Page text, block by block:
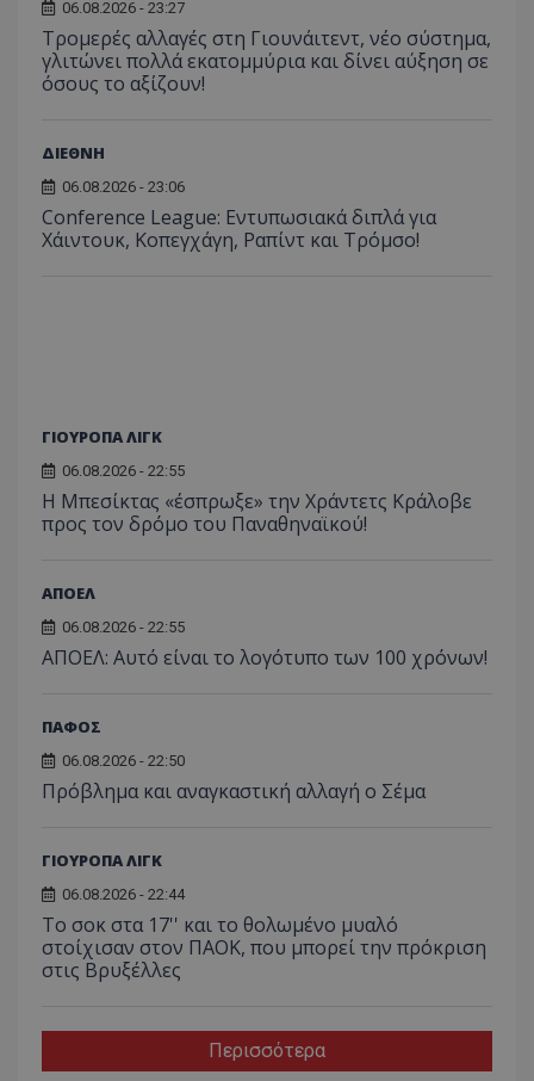
06.08.2026 - 23:27
Τρομερές αλλαγές στη Γιουνάιτεντ, νέο σύστημα,
γλιτώνει πολλά εκατομμύρια και δίνει αύξηση σε
όσους το αξίζουν!
ΔΙΕΘΝΗ
06.08.2026 - 23:06
Conference League: Εντυπωσιακά διπλά για
Χάιντουκ, Κοπεγχάγη, Ραπίντ και Τρόμσο!
ΓΙΟΥΡΟΠΑ ΛΙΓΚ
06.08.2026 - 22:55
Η Μπεσίκτας «έσπρωξε» την Χράντετς Κράλοβε
προς τον δρόμο του Παναθηναϊκού!
ΑΠΟΕΛ
06.08.2026 - 22:55
ΑΠΟΕΛ: Αυτό είναι το λογότυπο των 100 χρόνων!
ΠΑΦΟΣ
06.08.2026 - 22:50
Πρόβλημα και αναγκαστική αλλαγή ο Σέμα
ΓΙΟΥΡΟΠΑ ΛΙΓΚ
06.08.2026 - 22:44
Το σοκ στα 17'' και το θολωμένο μυαλό
στοίχισαν στον ΠΑΟΚ, που μπορεί την πρόκριση
στις Βρυξέλλες
Περισσότερα